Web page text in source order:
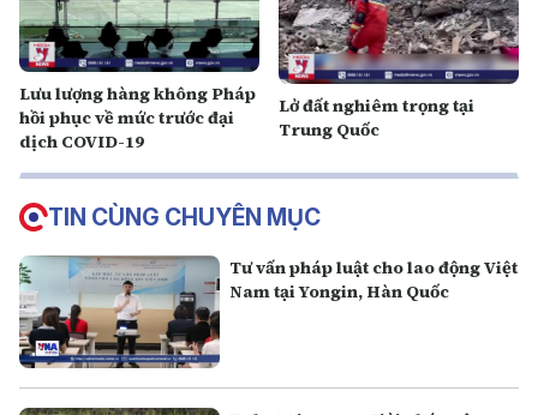
Lưu lượng hàng không Pháp
hồi phục về mức trước đại
dịch COVID-19
Lở đất nghiêm trọng tại
Trung Quốc
TIN CÙNG CHUYÊN MỤC
Tư vấn pháp luật cho lao động Việt
Nam tại Yongin, Hàn Quốc